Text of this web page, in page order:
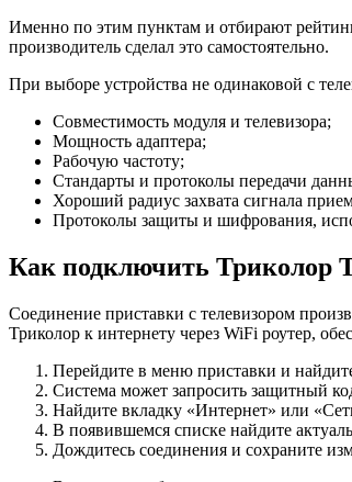
Именно по этим пунктам и отбирают
производитель сделал это самостоятельно.
При выборе устройства не одинаковой с
Совместимость модуля и телевизора;
Мощность адаптера;
Рабочую частоту;
Стандарты и протоколы передачи
Хороший радиус захвата сигнала
Протоколы защиты и шифрования,
Как подключить Триколор
Соединение приставки с телевизором
Триколор к интернету через WiFi роутер,
Перейдите в меню приставки и
Система может запросить защитный
Найдите вкладку «Интернет» или
В появившемся списке найдите
Дождитесь соединения и сохраните